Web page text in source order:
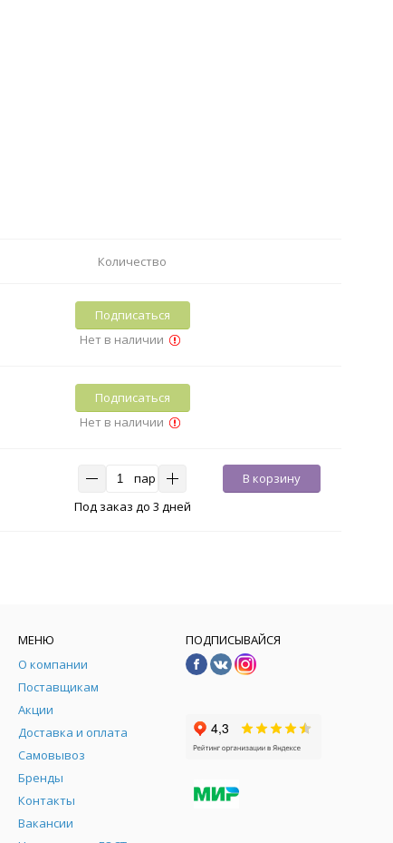
Количество
Подписаться
Нет в наличии
Подписаться
Нет в наличии
пар
В корзину
Под заказ до 3 дней
МЕНЮ
О компании
Поставщикам
Акции
Доставка и оплата
Самовывоз
Бренды
Контакты
Вакансии
ПОДПИСЫВАЙСЯ